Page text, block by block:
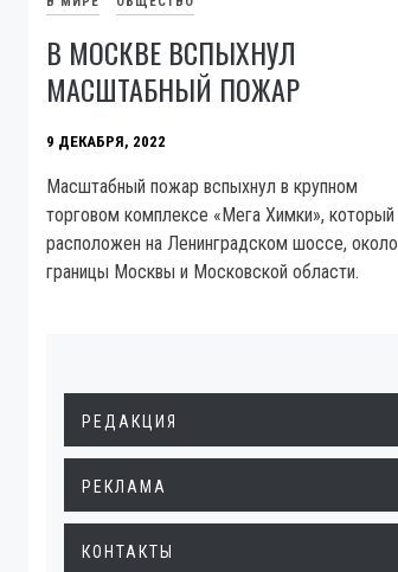
В МОСКВЕ ВСПЫХНУЛ
МАСШТАБНЫЙ ПОЖАР
9 ДЕКАБРЯ, 2022
Масштабный пожар вспыхнул в крупном
торговом комплексе «Мега Химки», который
расположен на Ленинградском шоссе, около
границы Москвы и Московской области.
РЕДАКЦИЯ
РЕКЛАМА
КОНТАКТЫ